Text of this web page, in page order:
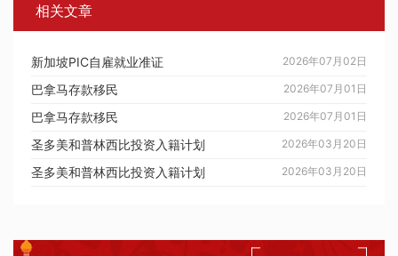
相关文章
2026年07月02日
新加坡PIC自雇就业准证
2026年07月01日
巴拿马存款移民
2026年07月01日
巴拿马存款移民
2026年03月20日
圣多美和普林西比投资入籍计划
2026年03月20日
圣多美和普林西比投资入籍计划